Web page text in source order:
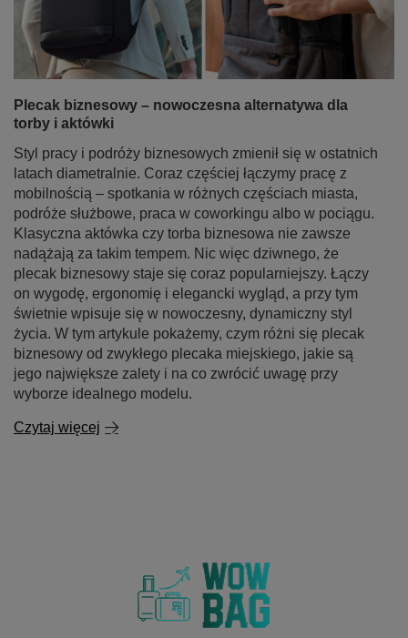
Plecak biznesowy – nowoczesna alternatywa dla
torby i aktówki
Styl pracy i podróży biznesowych zmienił się w ostatnich
latach diametralnie. Coraz częściej łączymy pracę z
mobilnością – spotkania w różnych częściach miasta,
podróże służbowe, praca w coworkingu albo w pociągu.
Klasyczna aktówka czy torba biznesowa nie zawsze
nadążają za takim tempem. Nic więc dziwnego, że
plecak biznesowy staje się coraz popularniejszy. Łączy
on wygodę, ergonomię i elegancki wygląd, a przy tym
świetnie wpisuje się w nowoczesny, dynamiczny styl
życia. W tym artykule pokażemy, czym różni się plecak
biznesowy od zwykłego plecaka miejskiego, jakie są
jego największe zalety i na co zwrócić uwagę przy
wyborze idealnego modelu.
Czytaj więcej